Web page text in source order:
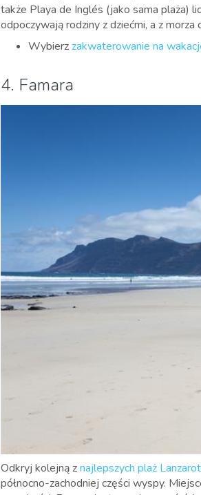
także Playa de Inglés (jako sama plaża)
odpoczywają rodziny z dziećmi, a z
Wybierzzakwaterowanie na
4. Famara
Odkryj kolejną znajlepszych plaż
północno-zachodniej części wyspy.